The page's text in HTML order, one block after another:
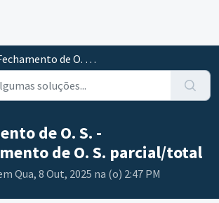
de O. S. - Cancelamento de O. S. parcial/total
de O. S. -
de O. S. parcial/total
Qua, 8 Out, 2025 na (o) 2:47 PM